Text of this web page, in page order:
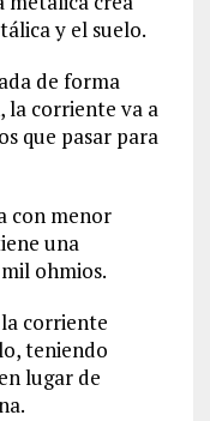
y el suelo.
de forma
la corriente va a
que pasar para
con menor
una
ohmios.
corriente
teniendo
lugar de